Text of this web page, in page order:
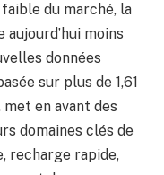
du marché, la
moins
données
sur plus de 1,61
en avant des
domaines clés de
recharge rapide,